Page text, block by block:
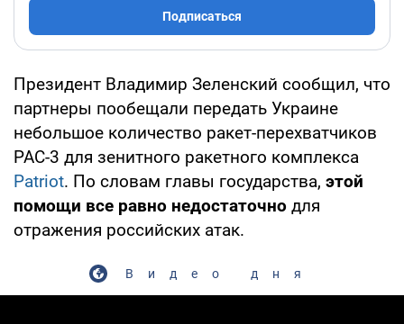
Подписаться
Президент Владимир Зеленский сообщил, что
партнеры пообещали передать Украине
небольшое количество ракет-перехватчиков
PAC-3 для зенитного ракетного комплекса
Patriot. По словам главы государства, этой
помощи все равно недостаточно для
отражения российских атак.
Видео дня